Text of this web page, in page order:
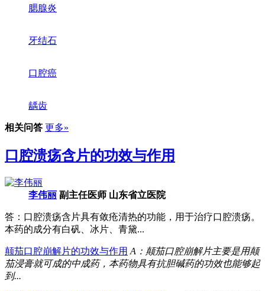
腮腺炎
牙结石
口腔癌
龋齿
相关问答 更多»
口腔溃疡含片的功效与作用
李伟丽 副主任医师 山东省立医院
答：口腔溃疡含片具有敛疮清热的功能，用于治疗口腔溃疡。
本药的成分有白矾、冰片、青黛...
颠茄口腔崩解片的功效与作用 A：颠茄口腔崩解片主要是用颠
茄浸膏就可成的中成药，本药物具有抗胆碱药的功效也能够起
到...